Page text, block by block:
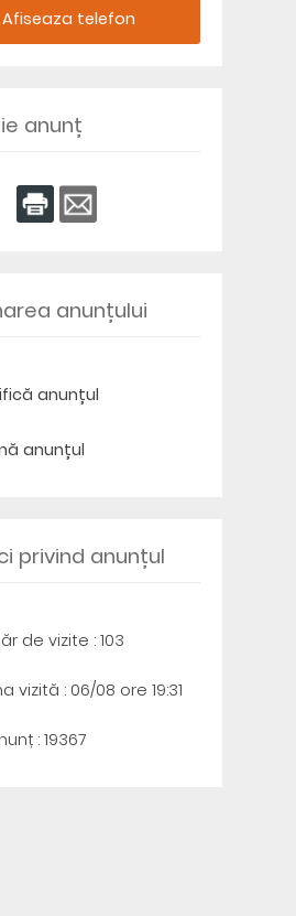
Afiseaza telefon
anunț
anunțului
anunțul
anunțul
privind anunțul
de vizite : 103
vizită : 06/08 ore 19:31
: 19367